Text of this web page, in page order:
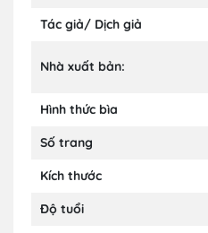
Tác giả/ Dịch giả
Nhà xuất bản:
Hình thức bìa
Số trang
Kích thước
Độ tuổi